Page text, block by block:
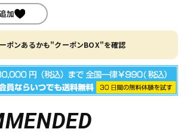
加
ポンあるかも"クーポンBOX"を確認